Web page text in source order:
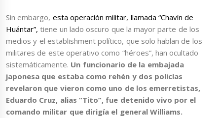
Sin embargo, esta operación militar, llamada “Chavín de
Huántar”, tiene un lado oscuro que la mayor parte de los
medios y el establishment político, que solo hablan de los
militares de este operativo como “héroes”, han ocultado
sistemáticamente. Un funcionario de la embajada
japonesa que estaba como rehén y dos policías
revelaron que vieron como uno de los emerretistas,
Eduardo Cruz, alias “Tito”, fue detenido vivo por el
comando militar que dirigía el general Williams.